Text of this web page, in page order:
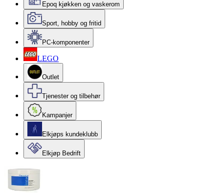
Epoq kjøkken og vaskerom
Sport, hobby og fritid
PC-komponenter
LEGO
Outlet
Tjenester og tilbehør
Kampanjer
Elkjøps kundeklubb
Elkjøp Bedrift